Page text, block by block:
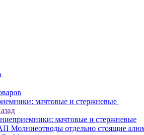
мачтовые и стержневые
мачтовые и стержневые
Молниеотводы отдельно стоящие